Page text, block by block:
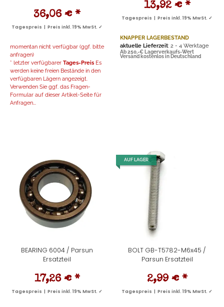
36,06 € *
Tagespreis | Preis inkl. 19% MwSt. ✓
momentan nicht verfügbar (ggf. bitte
anfragen)
* letzter verfügbarer Tages-Preis Es
werden keine freien Bestände in den
verfügbaren Lägern angezeigt.
Verwenden Sie ggf. das Fragen-
Formular auf dieser Artikel-Seite für
Anfragen...
13,92 € *
Tagespreis | Preis inkl. 19% MwSt. ✓
KNAPPER LAGERBESTAND
aktuelle Lieferzeit: 2 - 4 Werktage
Ab 250,-€ Lagerverkaufs-Wert
Versand kostenlos in Deutschland
BEARING 6004 / Parsun
Ersatzteil
17,26 € *
Tagespreis | Preis inkl. 19% MwSt. ✓
AUF LAGER
BOLT GB-T5782-M6x45 /
Parsun Ersatzteil
2,99 € *
Tagespreis | Preis inkl. 19% MwSt. ✓